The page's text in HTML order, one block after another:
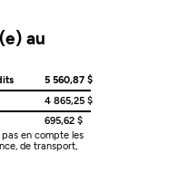
au
5 560,87 $
4 865,25 $
695,62 $
en compte les
de transport,